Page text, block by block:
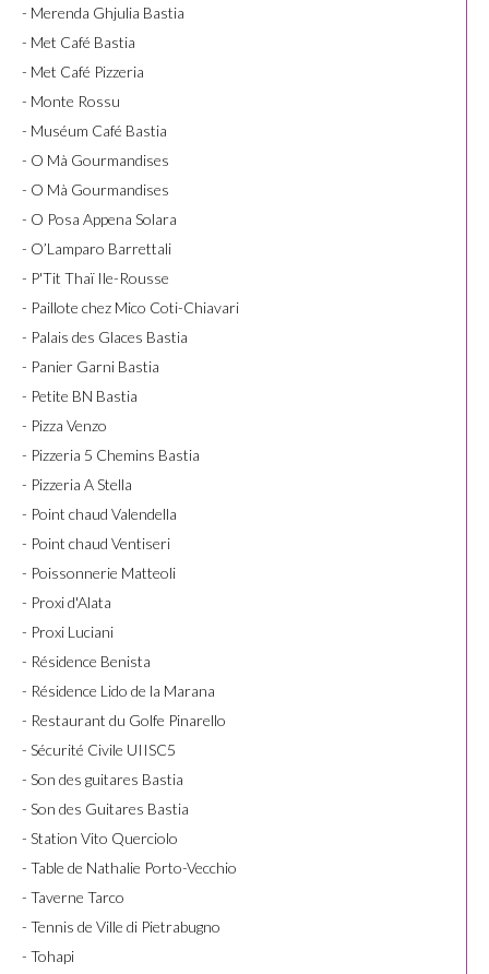
- Merenda Ghjulia Bastia
- Met Café Bastia
- Met Café Pizzeria
- Monte Rossu
- Muséum Café Bastia
- O Mà Gourmandises
- O Mà Gourmandises
- O Posa Appena Solara
- O’Lamparo Barrettali
- P'Tit Thaï Ile-Rousse
- Paillote chez Mico Coti-Chiavari
- Palais des Glaces Bastia
- Panier Garni Bastia
- Petite BN Bastia
- Pizza Venzo
- Pizzeria 5 Chemins Bastia
- Pizzeria A Stella
- Point chaud Valendella
- Point chaud Ventiseri
- Poissonnerie Matteoli
- Proxi d'Alata
- Proxi Luciani
- Résidence Benista
- Résidence Lido de la Marana
- Restaurant du Golfe Pinarello
- Sécurité Civile UIISC5
- Son des guitares Bastia
- Son des Guitares Bastia
- Station Vito Querciolo
- Table de Nathalie Porto-Vecchio
- Taverne Tarco
- Tennis de Ville di Pietrabugno
- Tohapi